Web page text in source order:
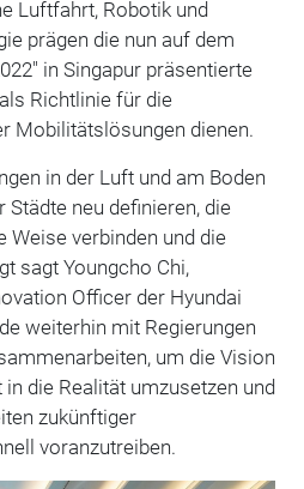
Luftfahrt, Robotik und
prägen die nun auf dem
in Singapur präsentierte
Richtlinie für die
Mobilitätslösungen dienen.
in der Luft und am Boden
Städte neu definieren, die
Weise verbinden und die
sagt Youngcho Chi,
Officer der Hyundai
weiterhin mit Regierungen
um die Vision
die Realität umzusetzen und
zukünftiger
voranzutreiben.